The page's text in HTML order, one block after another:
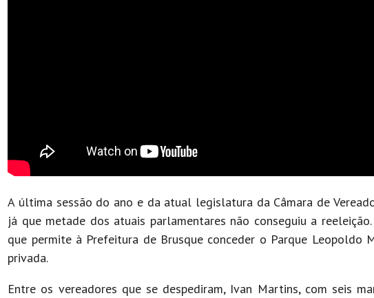
A última sessão do ano e da atual legislatura da Câmara de
já que metade dos atuais parlamentares não conseguiu a
que permite à Prefeitura de Brusque conceder o Parque Leopoldo
privada.
Entre os vereadores que se despediram, Ivan Martins, com seis